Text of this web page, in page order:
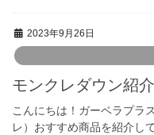
2023年9月26日
モンクレダウン紹介
こんにちは！ガーベラプラ
レ）おすすめ商品を紹介し